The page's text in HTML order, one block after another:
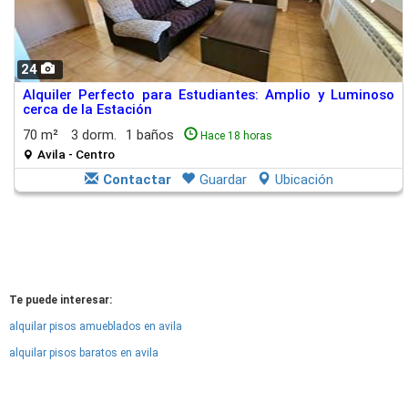
24
Alquiler Perfecto para Estudiantes: Amplio y Luminoso
cerca de la Estación
70 m²
3 dorm. 1 baños Hace 18 horas
Avila - Centro
Contactar Guardar Ubicación
Te puede interesar:
alquilar pisos amueblados en avila
alquilar pisos baratos en avila